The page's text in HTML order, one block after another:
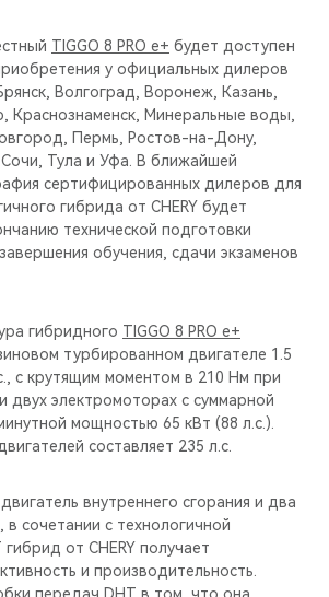
TIGGO 8 PRO e+ будет доступен
у официальных дилеров
Волгоград, Воронеж, Казань,
Краснознаменск, Минеральные воды,
Пермь, Ростов-на-Дону,
Тула и Уфа. В ближайшей
сертифицированных дилеров для
гибрида от CHERY будет
технической подготовки
обучения, сдачи экзаменов
гибридного TIGGO 8 PRO e+
турбированном двигателе 1.5
с крутящим моментом в 210 Нм при
двух электромоторах с суммарной
мощностью 65 кВт (88 л.с.).
составляет 235 л.с.
внутреннего сгорания и два
в сочетании с технологичной
от CHERY получает
и производительность.
передач DHT в том, что она